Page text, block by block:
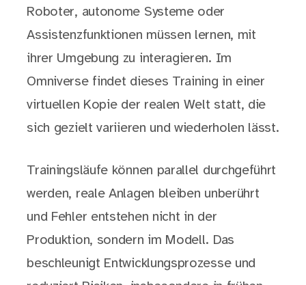
Roboter, autonome Systeme oder
Assistenzfunktionen müssen lernen, mit
ihrer Umgebung zu interagieren. Im
Omniverse findet dieses Training in einer
virtuellen Kopie der realen Welt statt, die
sich gezielt variieren und wiederholen lässt.
Trainingsläufe können parallel durchgeführt
werden, reale Anlagen bleiben unberührt
und Fehler entstehen nicht in der
Produktion, sondern im Modell. Das
beschleunigt Entwicklungsprozesse und